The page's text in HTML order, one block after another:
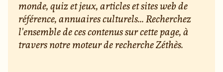
monde, quiz et jeux, articles et sites web de
référence, annuaires culturels... Recherchez
l'ensemble de ces contenus sur cette page, à
travers notre moteur de recherche Zéthès.